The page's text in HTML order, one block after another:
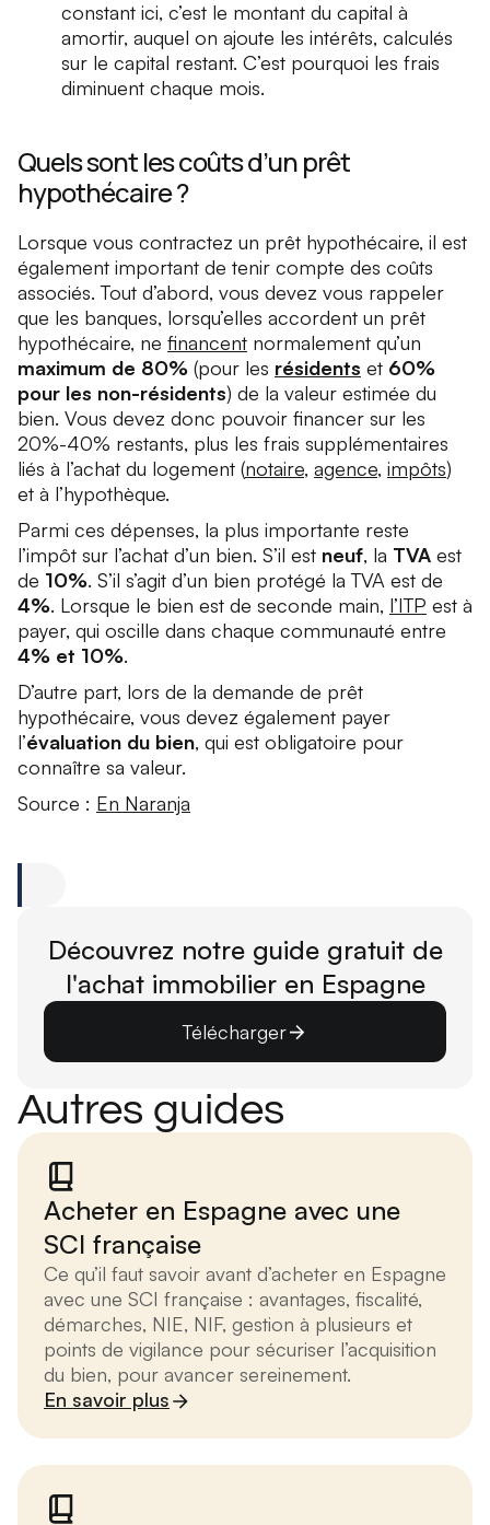
constant ici, c’est le montant du capital à
amortir, auquel on ajoute les intérêts, calculés
sur le capital restant. C’est pourquoi les frais
diminuent chaque mois.
Quels sont les coûts d’un prêt
hypothécaire ?
Lorsque vous contractez un prêt hypothécaire, il est
également important de tenir compte des coûts
associés. Tout d’abord, vous devez vous rappeler
que les banques, lorsqu’elles accordent un prêt
hypothécaire, ne financent normalement qu’un
maximum de 80% (pour les résidents et 60%
pour les non-résidents) de la valeur estimée du
bien. Vous devez donc pouvoir financer sur les
20%-40% restants, plus les frais supplémentaires
liés à l’achat du logement (notaire, agence, impôts)
et à l’hypothèque.
Parmi ces dépenses, la plus importante reste
l’impôt sur l’achat d’un bien. S’il est neuf, la TVA est
de 10%. S’il s’agit d’un bien protégé la TVA est de
4%. Lorsque le bien est de seconde main, l’ITP est à
payer, qui oscille dans chaque communauté entre
4% et 10%.
D’autre part, lors de la demande de prêt
hypothécaire, vous devez également payer
l’évaluation du bien, qui est obligatoire pour
connaître sa valeur.
Source : En Naranja
Découvrez notre guide gratuit de
l'achat immobilier en Espagne
Télécharger
Autres guides
Acheter en Espagne avec une
SCI française
Ce qu’il faut savoir avant d’acheter en Espagne
avec une SCI française : avantages, fiscalité,
démarches, NIE, NIF, gestion à plusieurs et
points de vigilance pour sécuriser l’acquisition
du bien, pour avancer sereinement.
En savoir plus